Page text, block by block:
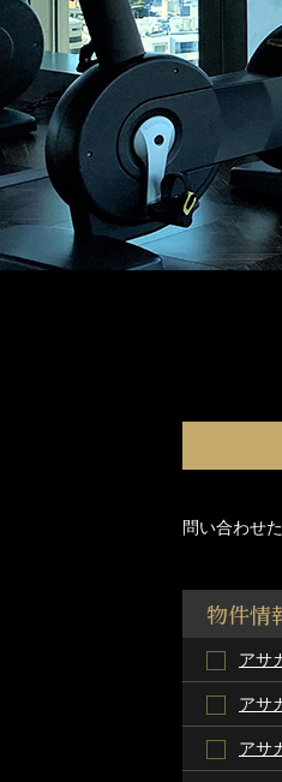
問い合わせ
物件情
アサ
アサ
アサ